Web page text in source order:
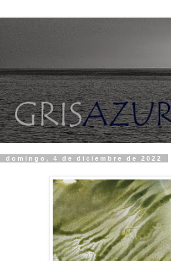
domingo, 4 de diciembre de 2022